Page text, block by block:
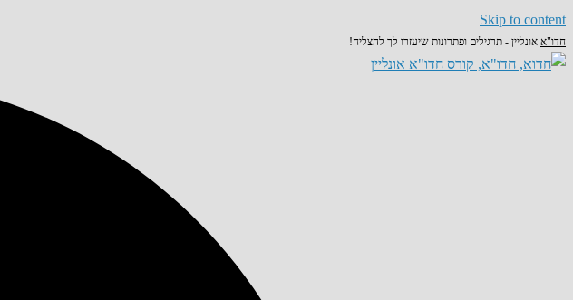
Skip to content
חדו"א אונליין - תרגילים ופתרונות שיעזרו לך להצליח!